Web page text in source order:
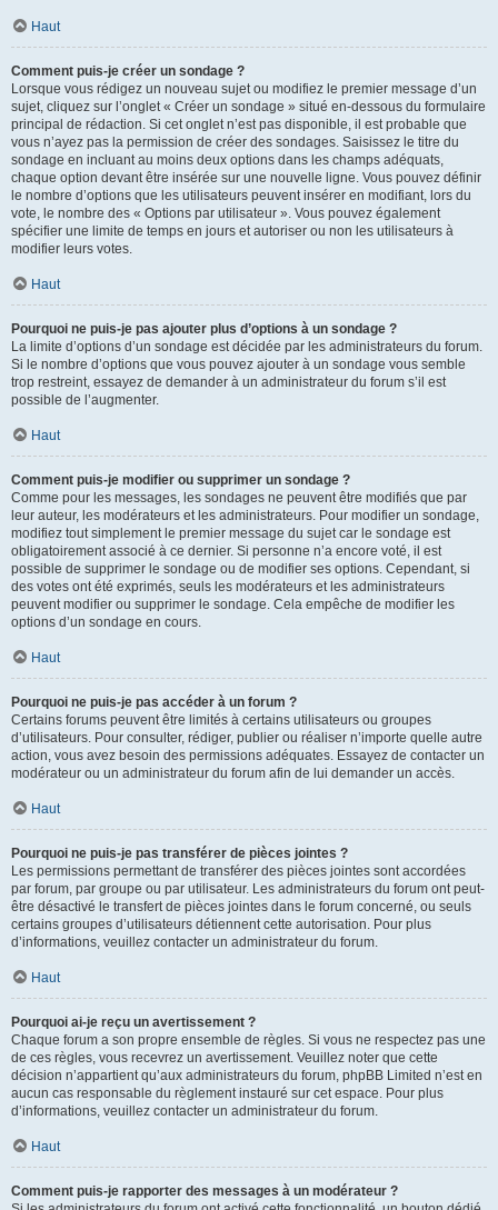
Haut
Comment puis-je créer un sondage ?
Lorsque vous rédigez un nouveau sujet ou modifiez le premier message d’un
sujet, cliquez sur l’onglet « Créer un sondage » situé en-dessous du formulaire
principal de rédaction. Si cet onglet n’est pas disponible, il est probable que
vous n’ayez pas la permission de créer des sondages. Saisissez le titre du
sondage en incluant au moins deux options dans les champs adéquats,
chaque option devant être insérée sur une nouvelle ligne. Vous pouvez définir
le nombre d’options que les utilisateurs peuvent insérer en modifiant, lors du
vote, le nombre des « Options par utilisateur ». Vous pouvez également
spécifier une limite de temps en jours et autoriser ou non les utilisateurs à
modifier leurs votes.
Haut
Pourquoi ne puis-je pas ajouter plus d’options à un sondage ?
La limite d’options d’un sondage est décidée par les administrateurs du forum.
Si le nombre d’options que vous pouvez ajouter à un sondage vous semble
trop restreint, essayez de demander à un administrateur du forum s’il est
possible de l’augmenter.
Haut
Comment puis-je modifier ou supprimer un sondage ?
Comme pour les messages, les sondages ne peuvent être modifiés que par
leur auteur, les modérateurs et les administrateurs. Pour modifier un sondage,
modifiez tout simplement le premier message du sujet car le sondage est
obligatoirement associé à ce dernier. Si personne n’a encore voté, il est
possible de supprimer le sondage ou de modifier ses options. Cependant, si
des votes ont été exprimés, seuls les modérateurs et les administrateurs
peuvent modifier ou supprimer le sondage. Cela empêche de modifier les
options d’un sondage en cours.
Haut
Pourquoi ne puis-je pas accéder à un forum ?
Certains forums peuvent être limités à certains utilisateurs ou groupes
d’utilisateurs. Pour consulter, rédiger, publier ou réaliser n’importe quelle autre
action, vous avez besoin des permissions adéquates. Essayez de contacter un
modérateur ou un administrateur du forum afin de lui demander un accès.
Haut
Pourquoi ne puis-je pas transférer de pièces jointes ?
Les permissions permettant de transférer des pièces jointes sont accordées
par forum, par groupe ou par utilisateur. Les administrateurs du forum ont peut-
être désactivé le transfert de pièces jointes dans le forum concerné, ou seuls
certains groupes d’utilisateurs détiennent cette autorisation. Pour plus
d’informations, veuillez contacter un administrateur du forum.
Haut
Pourquoi ai-je reçu un avertissement ?
Chaque forum a son propre ensemble de règles. Si vous ne respectez pas une
de ces règles, vous recevrez un avertissement. Veuillez noter que cette
décision n’appartient qu’aux administrateurs du forum, phpBB Limited n’est en
aucun cas responsable du règlement instauré sur cet espace. Pour plus
d’informations, veuillez contacter un administrateur du forum.
Haut
Comment puis-je rapporter des messages à un modérateur ?